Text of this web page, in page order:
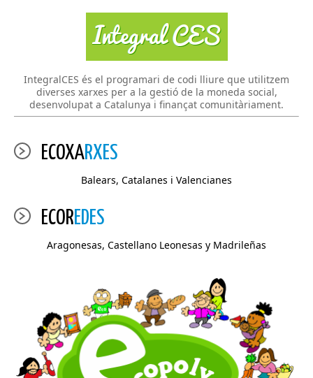
IntegralCES és el programari de codi lliure que utilitzem
diverses xarxes per a la gestió de la moneda social,
desenvolupat a Catalunya i finançat comunitàriament.
ECOXARXES
Balears, Catalanes i Valencianes
ECOREDES
Aragonesas, Castellano Leonesas y Madrileñas